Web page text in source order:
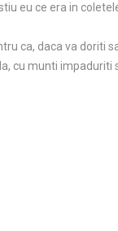
eu ce era in
ca, daca va doriti
cu munti impaduriti